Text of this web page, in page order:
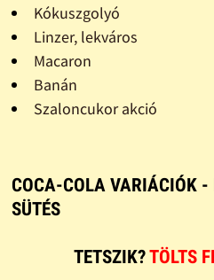
Kókuszgolyó
Linzer, lekváros
Macaron
Banán
Szaloncukor akció
COCA-COLA VARIÁCIÓK -
SÜTÉS
TETSZIK?TÖLTS